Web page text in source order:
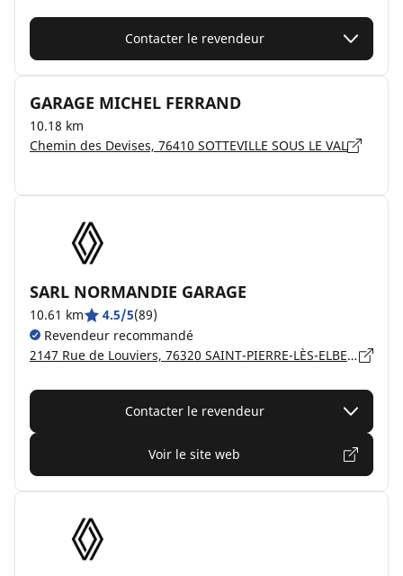
Contacter le revendeur
GARAGE MICHEL FERRAND
10.18 km
Chemin des Devises, 76410 SOTTEVILLE SOUS LE VAL
SARL NORMANDIE GARAGE
10.61 km 4.5/5(89)
Revendeur recommandé
2147 Rue de Louviers, 76320 SAINT-PIERRE-LÈS-ELBEUF
Contacter le revendeur
Voir le site web